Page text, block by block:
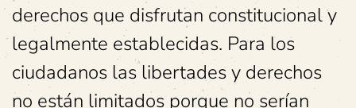
derechos que disfrutan constitucional y
legalmente establecidas. Para los
ciudadanos las libertades y derechos
no están limitados porque no serían